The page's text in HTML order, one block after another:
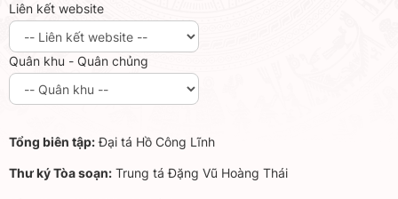
Liên kết website
Quân khu - Quân chủng
Tổng biên tập:Đại tá Hồ Công Lĩnh
Thư ký Tòa soạn: Trung tá Đặng Vũ Hoàng Thái